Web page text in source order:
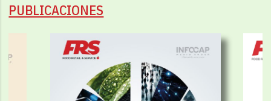
PUBLICACIONES